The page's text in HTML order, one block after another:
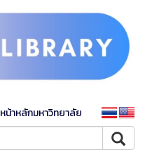
หน้าหลักมหาวิทยาลัย